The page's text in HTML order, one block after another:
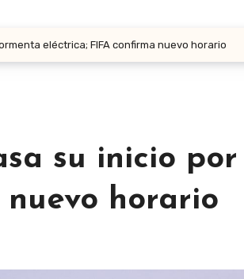
eléctrica; FIFA confirma nuevo horario
su inicio
horario